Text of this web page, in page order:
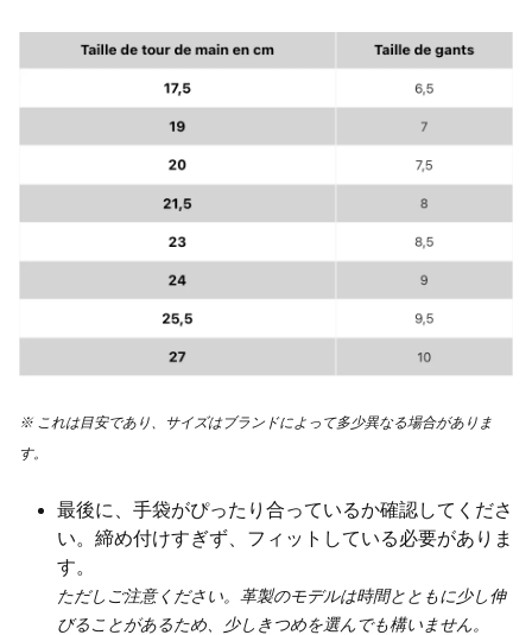
※ これは目安であり、サイズはブランドによって多少異なる場合がありま
す。
最後に、手袋がぴったり合っているか確認してくださ
い。締め付けすぎず、フィットしている必要がありま
す。
ただしご注意ください。革製のモデルは時間とともに少し伸
びることがあるため、少しきつめを選んでも構いません。